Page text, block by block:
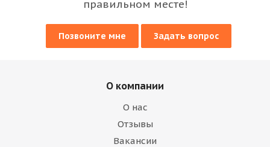
правильном месте!
Позвоните мне Задать вопрос
О компании
О нас
Отзывы
Вакансии